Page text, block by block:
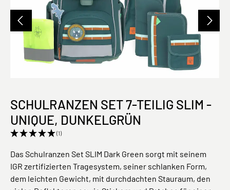
SCHULRANZEN SET 7-TEILIG SLIM -
UNIQUE, DUNKELGRÜN
(1)
Das Schulranzen Set SLIM Dark Green sorgt mit seinem
IGR zertifizierten Tragesystem, seiner schlanken Form,
dem leichten Gewicht, mit durchdachten Stauraum, den